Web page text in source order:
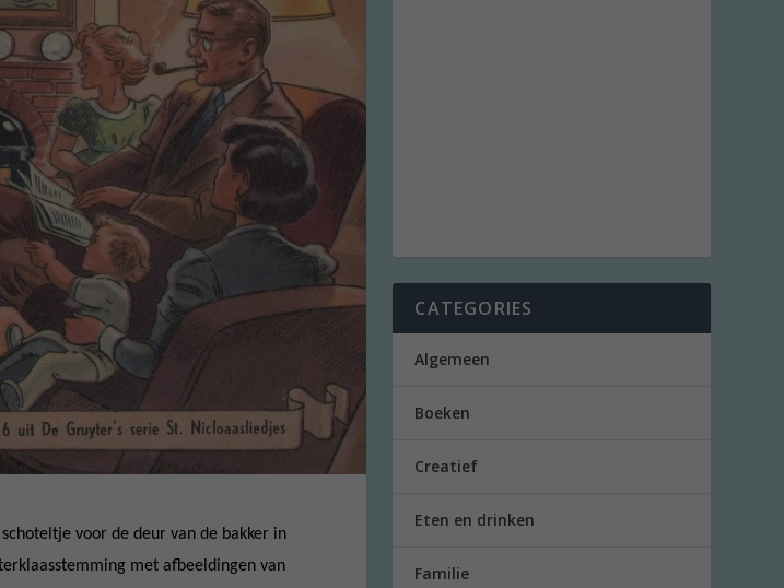
voor de deur van de bakker in
met afbeeldingen van
CATEGORIES
Algemeen
Boeken
Creatief
Eten en drinken
Familie